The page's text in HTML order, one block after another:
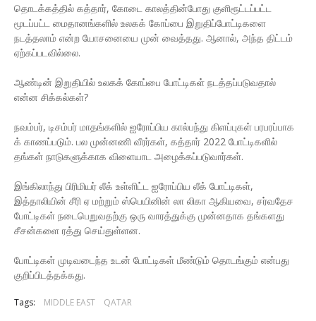
தொடக்கத்தில் கத்தார், கோடை காலத்தின்போது குளிரூட்டப்பட்ட
மூடப்பட்ட மைதானங்களில் உலகக் கோப்பை இறுதிப்போட்டிகளை
நடத்தலாம் என்ற யோசனையை முன் வைத்தது. ஆனால், அந்த திட்டம்
ஏற்கப்படவில்லை.
ஆண்டின் இறுதியில் உலகக் கோப்பை போட்டிகள் நடத்தப்படுவதால்
என்ன சிக்கல்கள்?
நவம்பர், டிசம்பர் மாதங்களில் ஐரோப்பிய கால்பந்து கிளப்புகள் பரபரப்பாக
க் காணப்படும். பல முன்னணி வீரர்கள், கத்தார் 2022 போட்டிகளில்
தங்கள் நாடுகளுக்காக விளையாட அழைக்கப்படுவார்கள்.
இங்கிலாந்து பிரிமியர் லீக் உள்ளிட்ட ஐரோப்பிய லீக் போட்டிகள்,
இத்தாலியின் சீரி ஏ மற்றும் ஸ்பெயினின் லா லிகா ஆகியவை, சர்வதேச
போட்டிகள் நடைபெறுவதற்கு ஒரு வாரத்துக்கு முன்னதாக தங்களது
சீசன்களை ரத்து செய்துள்ளன.
போட்டிகள் முடிவடைந்த உடன் போட்டிகள் மீண்டும் தொடங்கும் என்பது
குறிப்பிடத்தக்கது.
Tags: MIDDLE EAST QATAR